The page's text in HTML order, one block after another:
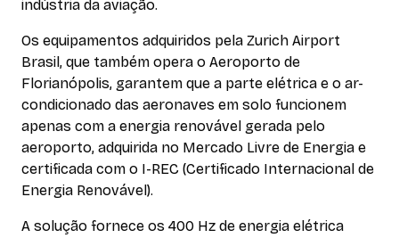
indústria da aviação.
Os equipamentos adquiridos pela Zurich Airport
Brasil, que também opera o Aeroporto de
Florianópolis, garantem que a parte elétrica e o ar-
condicionado das aeronaves em solo funcionem
apenas com a energia renovável gerada pelo
aeroporto, adquirida no Mercado Livre de Energia e
certificada com o I-REC (Certificado Internacional de
Energia Renovável).
A solução fornece os 400 Hz de energia elétrica